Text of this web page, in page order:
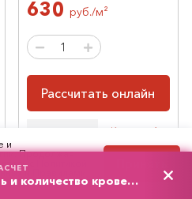
630 руб./м²
Рассчитать онлайн
Купить в 1
клик
и
Продолжая
с
и
«Узнайте стоимость и количество кровельного материала»